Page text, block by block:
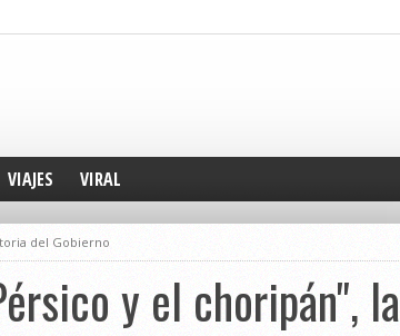
VIAJES VIRAL
del Gobierno
y el choripán", la